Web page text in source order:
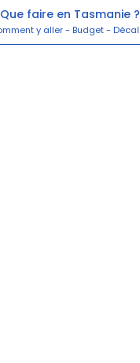
Que faire en Tasmanie ?